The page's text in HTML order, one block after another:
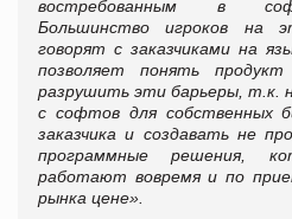
востребованным в
Большинство игроков на
говорят с заказчиками на
позволяет понять
разрушить эти барьеры, т.к.
с софтов для собственных
заказчика и создавать не
программные решения,
работают вовремя и по
рынка цене»